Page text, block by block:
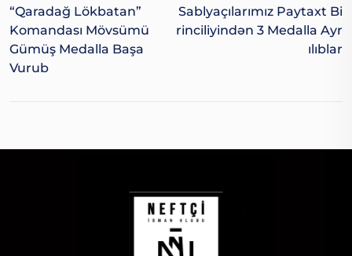
“Qaradağ Lökbatan”
Komandası Mövsümü
Gümüş Medalla Başa
Vurub
Sablyaçılarımız Paytaxt Bi
Rinciliyindən 3 Medalla Ayr
Ilıblar